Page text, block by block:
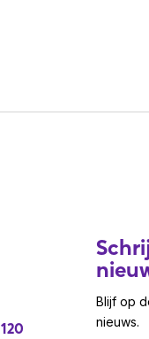
Blijf op
nieuws.